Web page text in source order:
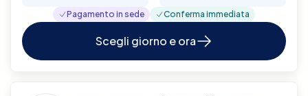
Pagamento in sede Conferma immediata
Scegli giorno e ora